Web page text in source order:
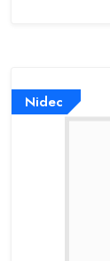
Nidec